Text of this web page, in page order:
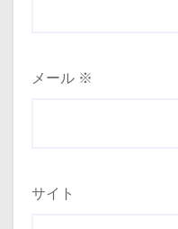
メール ※
サイト